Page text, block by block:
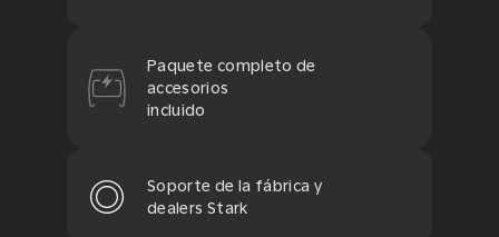
Paquete completo de
accesorios
incluido
Soporte de la fábrica y
dealers Stark